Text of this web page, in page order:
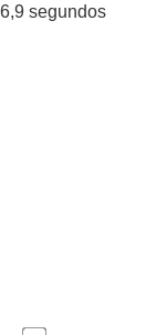
6,9 segundos